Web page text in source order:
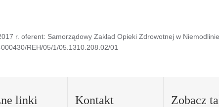
r. oferent: Samorządowy Zakład Opieki Zdrowotnej w
REH/05/1/05.1310.208.02/01
linki Kontakt Zobacz